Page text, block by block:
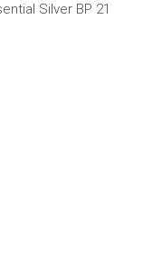
Silver BP 21